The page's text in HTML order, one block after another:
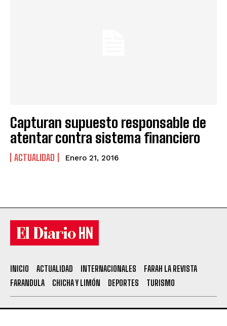
Capturan supuesto responsable de
atentar contra sistema financiero
ACTUALIDAD Enero 21, 2016
INICIO ACTUALIDAD INTERNACIONALES
FARAH LA REVISTA
FARANDULA
CHICHA Y LIMÓN DEPORTES TURISMO